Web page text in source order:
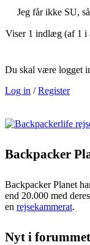
Jeg får ikke SU,
Viser 1 indlæg (af 1 i
Du skal være logget
Log in /Register
Backpacker
Backpacker Planet
end 20.000 med
en rejsekammerat.
Nyt i forummet